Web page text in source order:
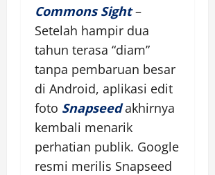
Commons Sight–
Setelah hampir dua
tahun terasa “diam”
tanpa pembaruan besar
di Android, aplikasi edit
foto Snapseedakhirnya
kembali menarik
perhatian publik. Google
resmi merilis Snapseed